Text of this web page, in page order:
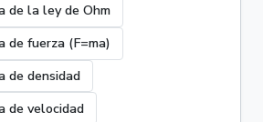
de la ley de Ohm
de fuerza (F=ma)
de densidad
de velocidad